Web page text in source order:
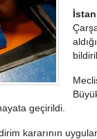
geçirildi.
kararının